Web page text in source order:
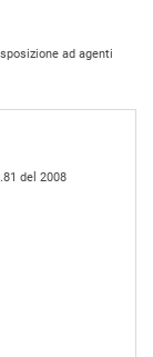
ad agenti
del 2008